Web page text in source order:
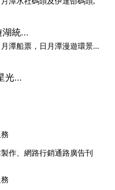
湖統...
潭船票，日月潭漫遊環景...
光...
作、網路行銷通路廣告刊
售，全面優惠中....